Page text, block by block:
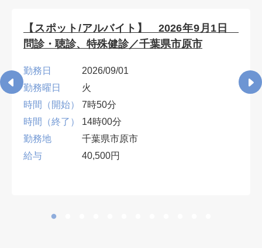
【スポット/アルバイト】 2026年9月1日
問診・聴診、特殊健診／千葉県市原市
勤務日
2026/09/01
勤務曜日
火
時間（開始）
7時50分
時間（終了）
14時00分
勤務地
千葉県市原市
給与
40,500円